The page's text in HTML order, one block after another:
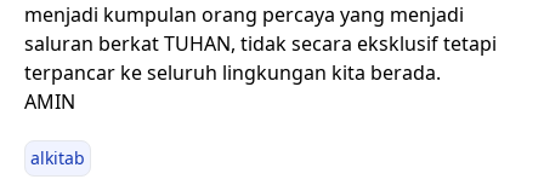
menjadi kumpulan orang percaya yang menjadi
saluran berkat TUHAN, tidak secara eksklusif tetapi
terpancar ke seluruh lingkungan kita berada.
AMIN
alkitab